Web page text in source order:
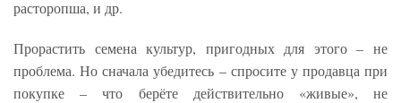
расторопша, и др.
Прорастить семена культур, пригодных для этого – не
проблема. Но сначала убедитесь – спросите у продавца при
покупке – что берёте действительно «живые», не